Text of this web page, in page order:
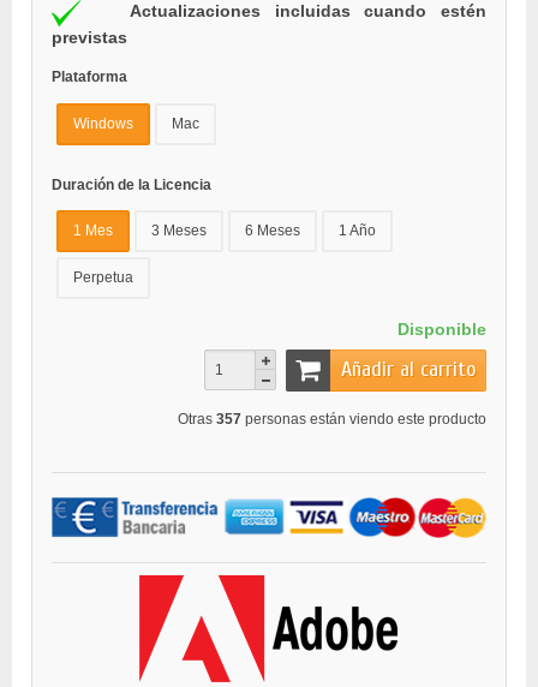
Actualizaciones incluidas cuando estén
previstas
Plataforma
Windows Mac
Duración de la Licencia
1 Mes 3 Meses 6 Meses 1 Año
Perpetua
Disponible
Añadir al carrito
Otras 357 personas están viendo este producto